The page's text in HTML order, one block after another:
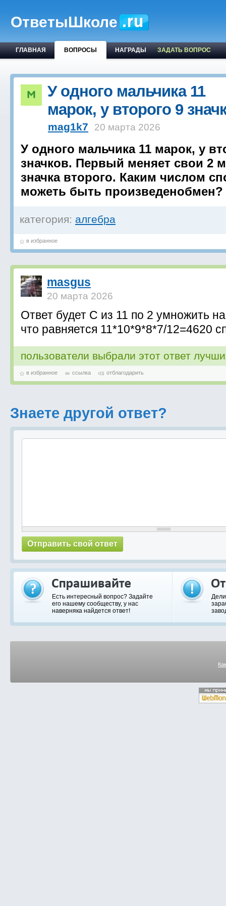
ОтветыШколе
ГЛАВНАЯ ВОПРОСЫ НАГРАДЫ ЗАДАТЬ ВОПРОС
У одного мальчика 11
марок, у второго 9
mag1k7 20 марта 2026
У одного мальчика 11 марок, у
значков. Первый меняет свои 2
значка второго. Каким числом
можеть быть произведенобмен?
категория: алгебра
в избранное
masgus
20 марта 2026
Ответ будет C из 11 по 2 умножить
что равняется 11*10*9*8*7/12=4620
пользователи выбрали этот ответ
в избранное ссылка отблагодарить
Знаете другой ответ?
Есть интересный вопрос? Задайте
его нашему сообществу, у нас
наверняка найдется ответ!